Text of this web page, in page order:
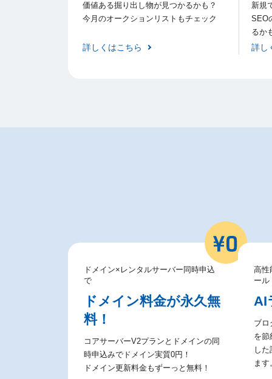
価値ある掘り出し物が見つかるかも？
今月のオークションリストもチェック
詳しくはこちら
新規
SEO
るか
詳し
ドメイン×レンタルサーバー同時申込
で
ドメイン料金が永久無
料！
コアサーバーV2プランとドメインの同
時申込みでドメイン実質0円！
ドメイン更新料金もずーっと無料！
高性
ール
AI
ブロ
を節
し
ます